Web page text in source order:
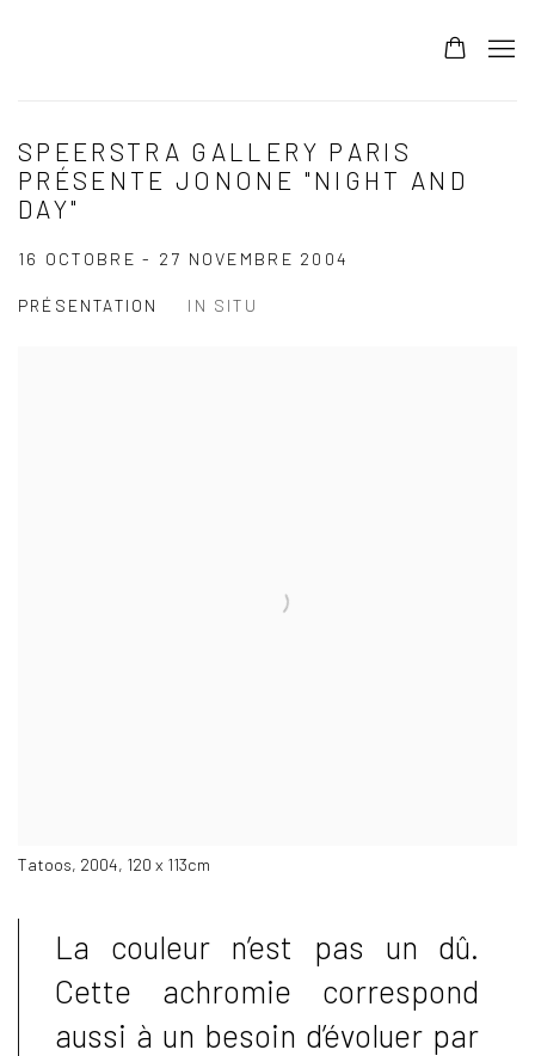
SPEERSTRA GALLERY PARIS
PRÉSENTE JONONE "NIGHT AND
DAY"
16 OCTOBRE - 27 NOVEMBRE 2004
PRÉSENTATION IN SITU
Tatoos, 2004, 120 x 113cm
La couleur n’est pas un dû.
Cette achromie correspond
aussi à un besoin d’évoluer par